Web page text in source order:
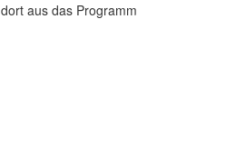
aus das Programm